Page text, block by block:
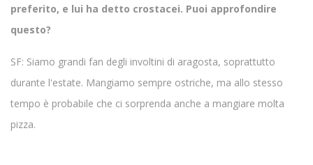
preferito, e lui ha detto crostacei. Puoi approfondire
questo?
SF: Siamo grandi fan degli involtini di aragosta, soprattutto
durante l'estate. Mangiamo sempre ostriche, ma allo stesso
tempo è probabile che ci sorprenda anche a mangiare molta
pizza.